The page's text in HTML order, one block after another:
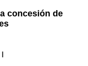
concesión de